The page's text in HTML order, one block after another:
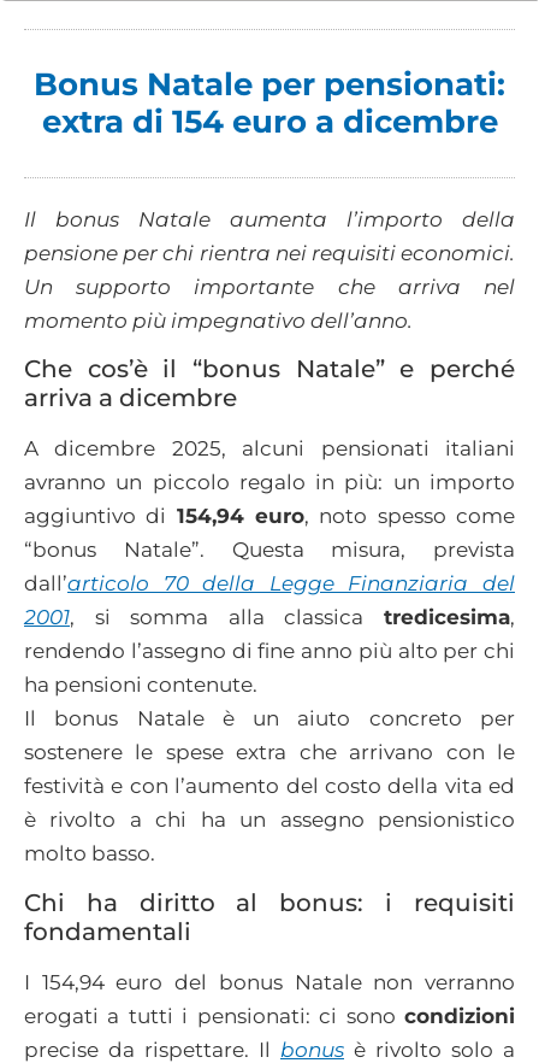
Bonus Natale per pensionati:
extra di 154 euro a dicembre
Il bonus Natale aumenta l’importo della
pensione per chi rientra nei requisiti economici.
Un supporto importante che arriva nel
momento più impegnativo dell’anno.
Che cos’è il “bonus Natale” e perché
arriva a dicembre
A dicembre 2025, alcuni pensionati italiani
avranno un piccolo regalo in più: un importo
aggiuntivo di 154,94 euro, noto spesso come
“bonus Natale”. Questa misura, prevista
dall’articolo 70 della Legge Finanziaria del
2001, si somma alla classica tredicesima,
rendendo l’assegno di fine anno più alto per chi
ha pensioni contenute.
Il bonus Natale è un aiuto concreto per
sostenere le spese extra che arrivano con le
festività e con l’aumento del costo della vita ed
è rivolto a chi ha un assegno pensionistico
molto basso.
Chi ha diritto al bonus: i requisiti
fondamentali
I 154,94 euro del bonus Natale non verranno
erogati a tutti i pensionati: ci sono condizioni
precise da rispettare. Il bonus è rivolto solo a